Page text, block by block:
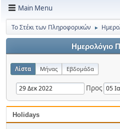
Main Menu
Το Στέκι των Πληροφορικών ►
Ημερολόγιο
Λίστα Μήνας Εβδομάδα
Προς
Holidays